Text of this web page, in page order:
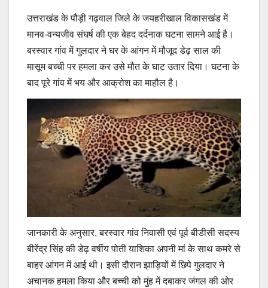
उत्तराखंड के पौड़ी गढ़वाल जिले के जयहरीखाल विकासखंड में
मानव-वन्यजीव संघर्ष की एक बेहद दर्दनाक घटना सामने आई है।
बरस्वार गांव में गुलदार ने घर के आंगन में मौजूद डेढ़ साल की
मासूम बच्ची पर हमला कर उसे मौत के घाट उतार दिया। घटना के
बाद पूरे गांव में भय और आक्रोश का माहौल है।
जानकारी के अनुसार, बरस्वार गांव निवासी एवं पूर्व बीडीसी सदस्य
बीरेंद्र सिंह की डेढ़ वर्षीय पोती याशिका अपनी मां के साथ कमरे से
बाहर आंगन में आई थी। इसी दौरान झाड़ियों में छिपे गुलदार ने
अचानक हमला किया और बच्ची को मुंह में दबाकर जंगल की ओर